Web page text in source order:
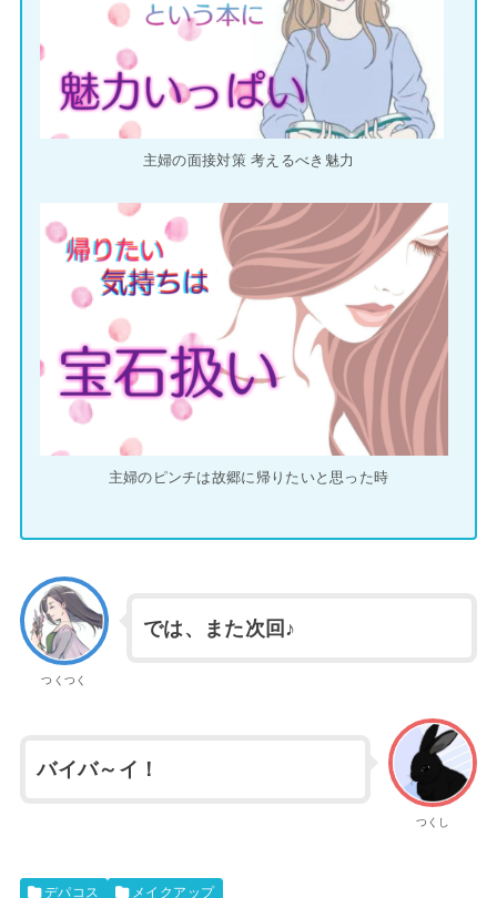
主婦の面接対策 考えるべき魅力
主婦のピンチは故郷に帰りたいと思った時
つくつく
では、また次回♪
つくし
バイバ～イ！
デパコス メイクアップ